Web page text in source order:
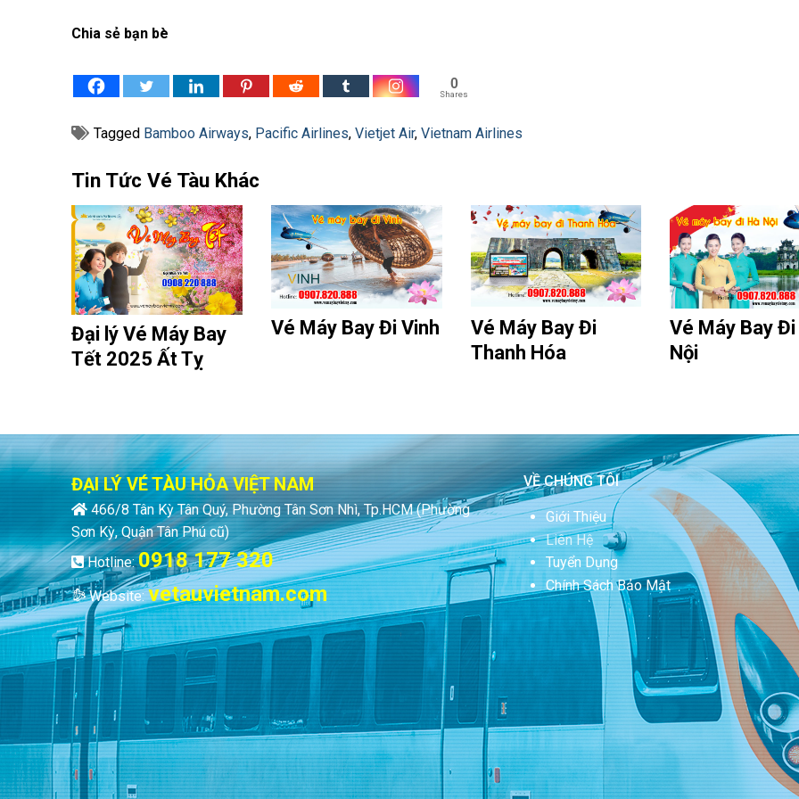
Chia sẻ bạn bè
0
Shares
Tagged Bamboo Airways, Pacific Airlines, Vietjet Air, Vietnam Airlines
Tin Tức Vé Tàu Khác
Đại lý Vé Máy Bay
Tết 2025 Ất Tỵ
Vé Máy Bay Đi Vinh
Vé Máy Bay Đi
Thanh Hóa
Vé Máy Bay Đi
Nội
ĐẠI LÝ VÉ TÀU HỎA VIỆT NAM
466/8 Tân Kỳ Tân Quý, Phường Tân Sơn Nhì, Tp.HCM(Phường
Sơn Kỳ, Quận Tân Phú cũ)
Hotline:0918 177 320
Website:vetauvietnam.com
VỀ CHÚNG TÔI
Giới Thiệu
Liên Hệ
Tuyển Dụng
Chính Sách Bảo Mật